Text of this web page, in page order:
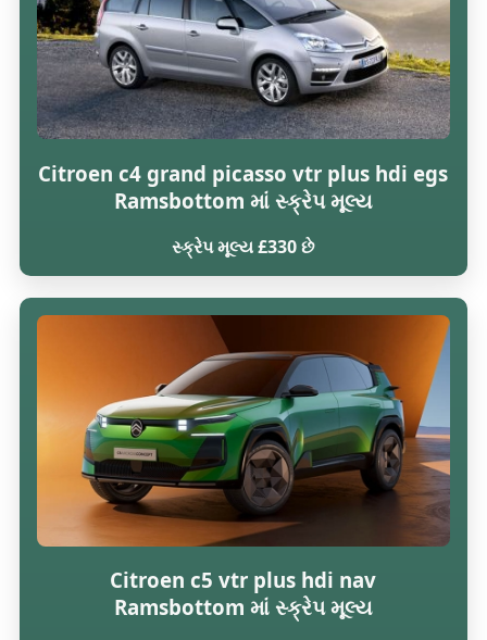
Citroen c4 grand picasso vtr plus hdi egs
Ramsbottom માં સ્ક્રેપ મૂલ્ય
સ્ક્રેપ મૂલ્ય £330 છે
Citroen c5 vtr plus hdi nav
Ramsbottom માં સ્ક્રેપ મૂલ્ય